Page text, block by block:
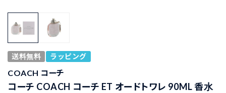
送料無料 ラッピング
COACH コーチ
コーチ COACH コーチ ET オードトワレ 90ML 香水